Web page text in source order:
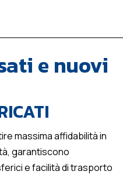
e nuovi
massima affidabilità in
garantiscono
e facilità di trasporto